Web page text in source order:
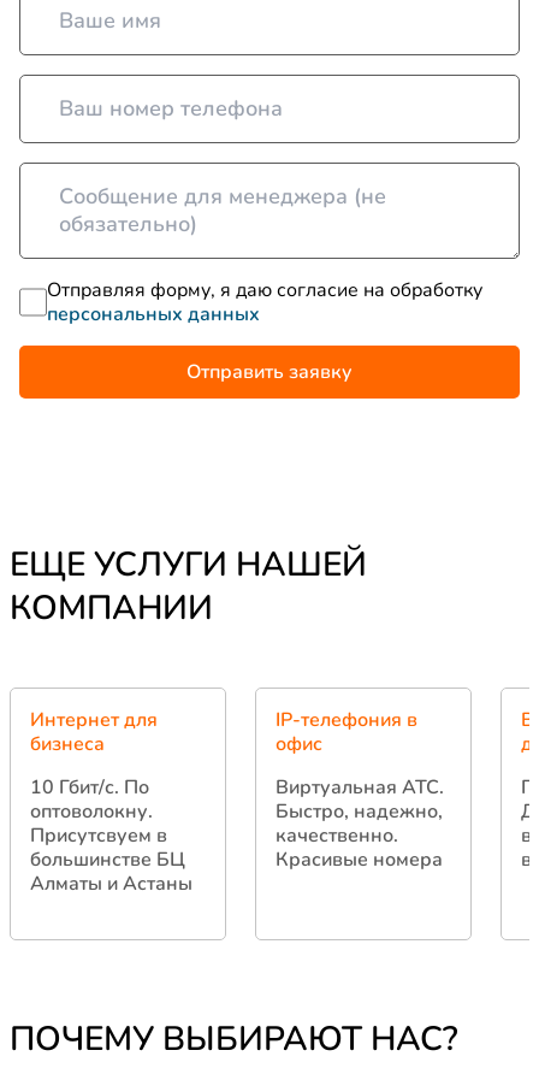
Отправляя форму, я даю согласие на обработку
персональных данных
Отправить заявку
ЕЩЕ УСЛУГИ НАШЕЙ
КОМПАНИИ
Интернет для
бизнеса
10 Гбит/с. По
оптоволокну.
Присутсвуем в
большинстве БЦ
Алматы и Астаны
IP-телефония в
офис
Виртуальная АТС.
Быстро, надежно,
качественно.
Красивые номера
в
ПОЧЕМУ ВЫБИРАЮТ НАС?